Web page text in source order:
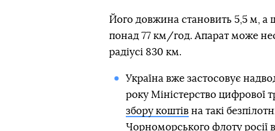
Його довжина становить 5,5 м, а
понад 77 км/год. Апарат може
радіусі 830 км.
Україна вже застосовує
року Міністерство цифрової
збору коштівна такі
Чорноморського флоту росії